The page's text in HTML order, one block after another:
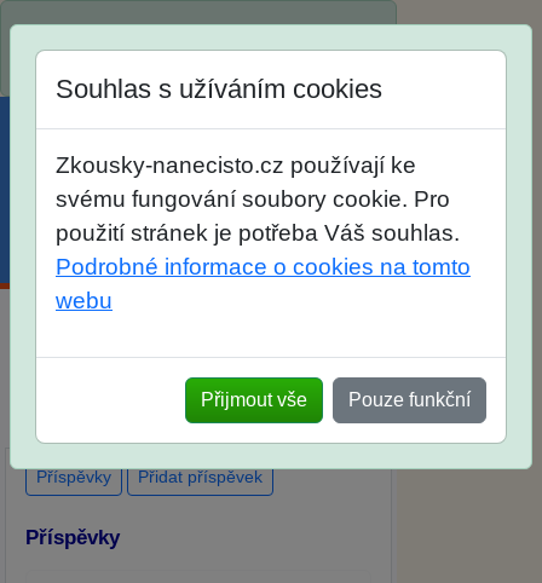
SŠ? Vaše ohlasy po skutečných
přijímacích zkouškách
Souhlas s užíváním cookies
Zkousky-nanecisto.cz používají ke
svému fungování soubory cookie. Pro
použití stránek je potřeba Váš souhlas.
Podrobné informace o cookies na tomto
webu
Přijmout vše Pouze funkční
Příspěvky Přidat příspěvek
Příspěvky